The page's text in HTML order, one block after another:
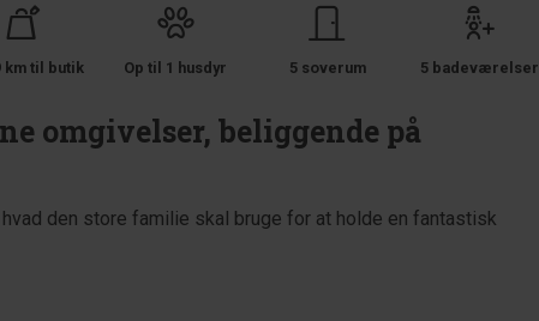
km til butik Op til 1 husdyr 5 soverum 5 badeværelser
omgivelser, beliggende på
den store familie skal bruge for at holde en fantastisk